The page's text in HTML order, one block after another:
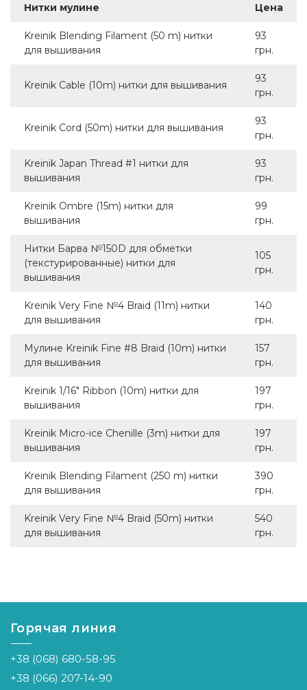
Нитки мулине Цена
Kreinik Blending Filament (50 m) нитки
для вышивания
93
грн.
Kreinik Cable (10m) нитки для вышивания
93
грн.
Kreinik Cord (50m) нитки для вышивания
93
грн.
Kreinik Japan Thread #1 нитки для
вышивания
93
грн.
Kreinik Ombre (15m) нитки для
вышивания
99
грн.
Нитки Барва №150D для обметки
(текстурированные) нитки для
вышивания
105
грн.
Kreinik Very Fine №4 Braid (11m) нитки
для вышивания
140
грн.
Мулине Kreinik Fine #8 Braid (10m) нитки
для вышивания
157
грн.
Kreinik 1/16" Ribbon (10m) нитки для
вышивания
197
грн.
Kreinik Micro-ice Chenille (3m) нитки для
вышивания
197
грн.
Kreinik Blending Filament (250 m) нитки
для вышивания
390
грн.
Kreinik Very Fine №4 Braid (50m) нитки
для вышивания
540
грн.
Горячая линия
+38 (068) 680-58-95
+38 (066) 207-14-90